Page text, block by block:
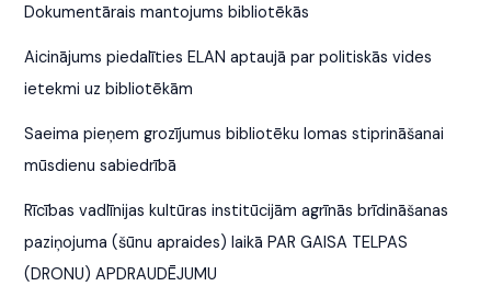
Dokumentārais mantojums bibliotēkās
Aicinājums piedalīties ELAN aptaujā par politiskās vides
ietekmi uz bibliotēkām
Saeima pieņem grozījumus bibliotēku lomas stiprināšanai
mūsdienu sabiedrībā
Rīcības vadlīnijas kultūras institūcijām agrīnās brīdināšanas
paziņojuma (šūnu apraides) laikā PAR GAISA TELPAS
(DRONU) APDRAUDĒJUMU